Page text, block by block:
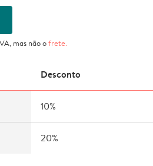
mas não ofrete.
Desconto
10%
20%